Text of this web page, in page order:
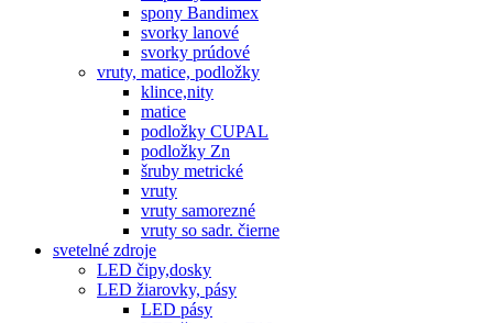
spony Bandimex
svorky lanové
svorky prúdové
vruty, matice, podložky
klince,nity
matice
podložky CUPAL
podložky Zn
šruby metrické
vruty
vruty samorezné
vruty so sadr. čierne
svetelné zdroje
LED čipy,dosky
LED žiarovky, pásy
LED pásy